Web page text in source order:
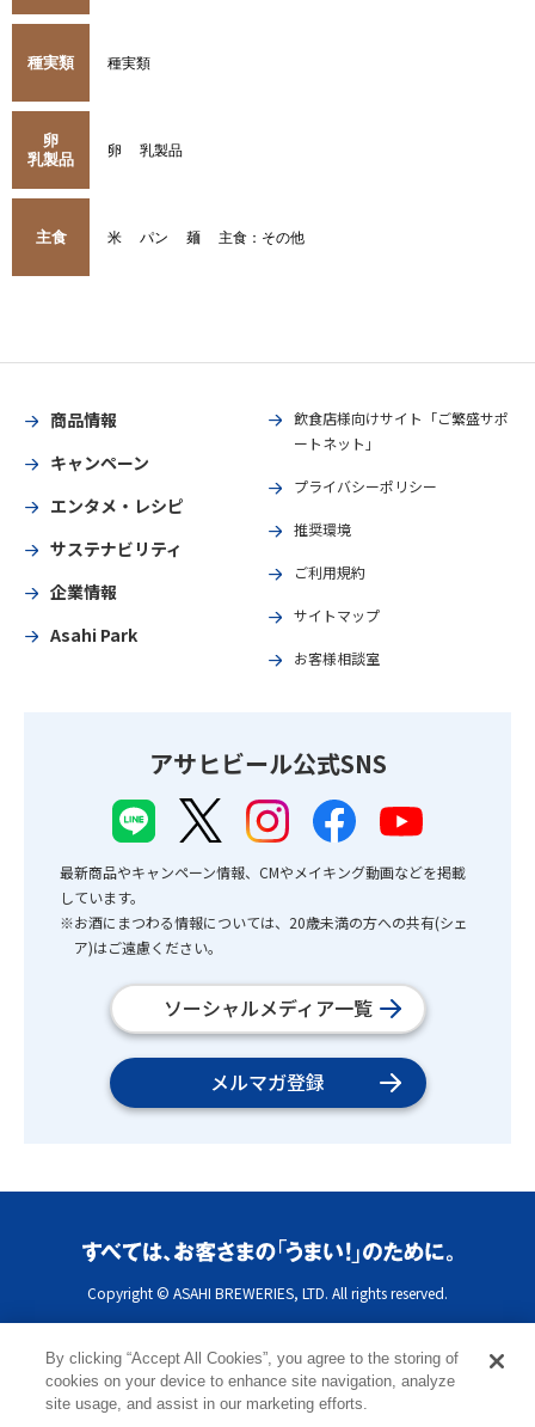
種実類 種実類
卵
乳製品
卵 乳製品
主食 米 パン 麺 主食：その他
商品情報
キャンペーン
エンタメ・レシピ
サステナビリティ
企業情報
Asahi Park
飲食店様向けサイト「ご繁盛サポ
ートネット」
プライバシーポリシー
推奨環境
ご利用規約
サイトマップ
お客様相談室
アサヒビール公式SNS
最新商品やキャンペーン情報、CMやメイキング動画などを掲載
しています。
※お酒にまつわる情報については、20歳未満の方への共有(シェ
ア)はご遠慮ください。
ソーシャルメディア一覧
メルマガ登録
Copyright © ASAHI BREWERIES, LTD. All rights reserved.
By clicking “Accept All Cookies”, you agree to the storing of
cookies on your device to enhance site navigation, analyze
site usage, and assist in our marketing efforts.